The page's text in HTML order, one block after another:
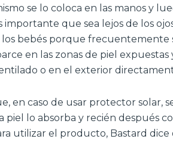
se lo coloca en las manos y
que sea lejos de los
bebés porque frecuentemente
en las zonas de piel
o en el exterior
en caso de usar protector solar,
piel lo absorba y recién después
utilizar el producto, Bastard dice